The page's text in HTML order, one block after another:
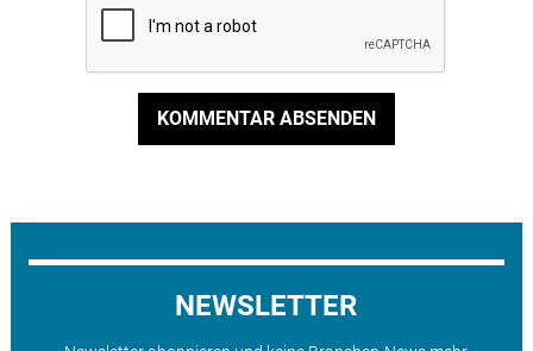
KOMMENTAR ABSENDEN
NEWSLETTER